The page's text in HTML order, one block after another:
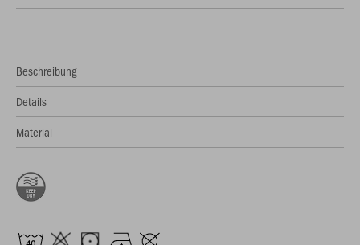
Beschreibung
Details
Material